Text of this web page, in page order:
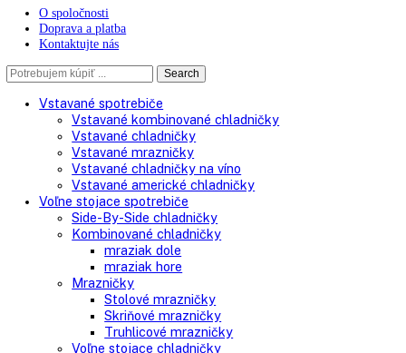
0Items
O spoločnosti
Doprava a platba
Kontaktujte nás
Search
Search
Vstavané spotrebiče
Vstavané kombinované chladničky
Vstavané chladničky
Vstavané mrazničky
Vstavané chladničky na víno
Vstavané americké chladničky
Voľne stojace spotrebiče
Side-By-Side chladničky
Kombinované chladničky
mraziak dole
mraziak hore
Mrazničky